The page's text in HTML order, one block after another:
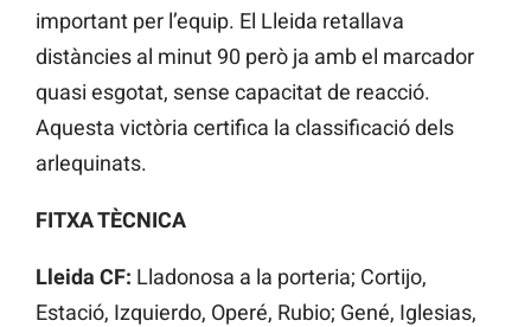
important per l’equip. El Lleida retallava
distàncies al minut 90 però ja amb el marcador
quasi esgotat, sense capacitat de reacció.
Aquesta victòria certifica la classificació dels
arlequinats.
FITXA TÈCNICA
Lleida CF: Lladonosa a la porteria; Cortijo,
Estació, Izquierdo, Operé, Rubio; Gené, Iglesias,